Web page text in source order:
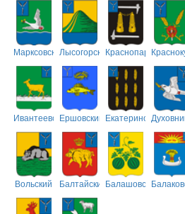
МарксовскийЛысогорский
ИвантеевскийЕршовский Екатериновский
Вольский БалтайскийБалашовский